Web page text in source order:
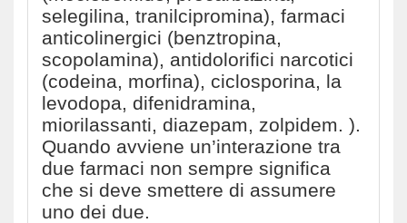
selegilina, tranilcipromina), farmaci
anticolinergici (benztropina,
scopolamina), antidolorifici narcotici
(codeina, morfina), ciclosporina, la
levodopa, difenidramina,
miorilassanti, diazepam, zolpidem. ).
Quando avviene un’interazione tra
due farmaci non sempre significa
che si deve smettere di assumere
uno dei due.